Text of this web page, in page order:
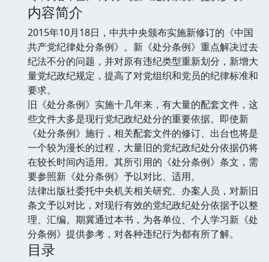
内容简介
2015年10月18日，中共中央颁布实施新修订的《中国
共产党纪律处分条例》。新《处分条例》重点解决过去
纪法不分的问题，并对原有违纪类型重新划分，新增大
量党纪政纪规定，提高了对党组织和党员的纪律标准和
要求。
旧《处分条例》实施十几年来，有大量的配套文件，这
些文件大多是现行党纪政纪处分的重要依据。即使新
《处分条例》施行，相关配套文件的修订、出台也将是
一个较为漫长的过程，大量旧的党纪政纪处分依据仍将
在较长时间内适用。其所引用的《处分条例》条文，需
要参照新《处分条例》予以对比、适用。
法律出版社委托中央机关相关研究、办案人员，对新旧
条文予以对比，对现行有效的党纪政纪处分依据予以整
理、汇编。期冀通过本书，为各单位、个人学习新《处
分条例》提供参考，对各种违纪行为都有所了解。
目录